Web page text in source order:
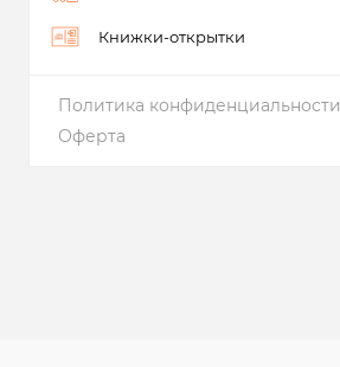
Книжки-открытки
Политика конфиденциальности
Оферта